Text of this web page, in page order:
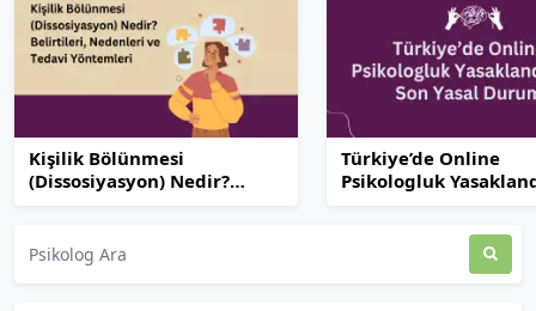
Kişilik Bölünmesi
(Dissosiyasyon) Nedir?
Türkiye’de Online
Psikologluk